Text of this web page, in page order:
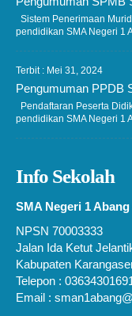
Sistem Penerimaan
pendidikan SMA Negeri 1
Terbit : Mei 31, 2024
Pengumuman PPDB
Pendaftaran Peserta
pendidikan SMA Negeri 1
Info Sekolah
SMA Negeri 1
NPSN 70003333
Jalan Ida Ketut
Kabupaten
Telepon :
Email :